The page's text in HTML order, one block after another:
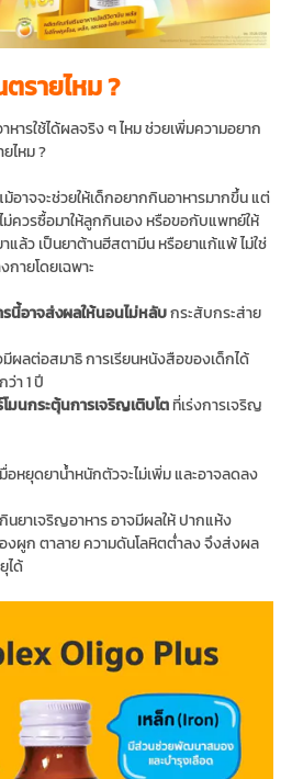
รายไหม ?
ารใช้ได้ผลจริง ๆ ไหม ช่วยเพิ่มความอยาก
ไหม ?
อาจจะช่วยให้เด็กอยากกินอาหารมากขึ้น แต่
ม่ควรซื้อมาให้ลูกกินเอง หรือขอกับแพทย์ให้
แล้ว เป็นยาต้านฮีสตามีน หรือยาแก้แพ้ ไม่ใช่
กายโดยเฉพาะ
นี้อาจส่งผลให้นอนไม่หลับกระสับกระส่าย
ผลต่อสมาธิ การเรียนหนังสือของเด็กได้
ว่า 1 ปี
มนกระตุ้นการเจริญเติบโต ที่เร่งการเจริญ
อหยุดยาน้ำหนักตัวจะไม่เพิ่ม และอาจลดลง
นยาเจริญอาหาร อาจมีผลให้ ปากแห้ง
งผูก ตาลาย ความดันโลหิตต่ำลง จึงส่งผล
ได้